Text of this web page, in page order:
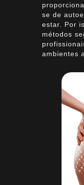
se de
estar. Por
métodos
ambientes